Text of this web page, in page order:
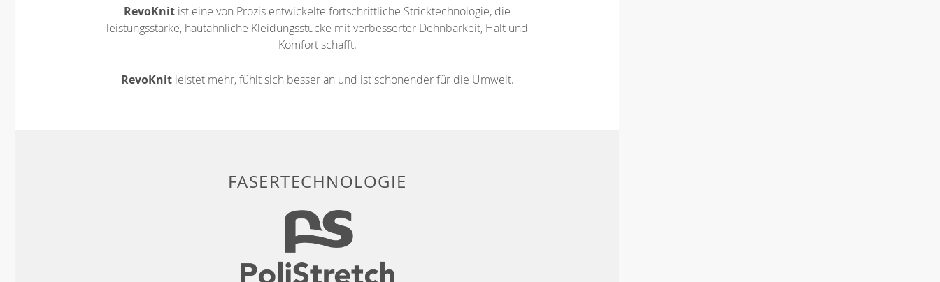
RevoKnit ist eine von Prozis entwickelte fortschrittliche Stricktechnologie, die
leistungsstarke, hautähnliche Kleidungsstücke mit verbesserter Dehnbarkeit, Halt und
Komfort schafft.
RevoKnitleistet mehr, fühlt sich besser an und ist schonender für die Umwelt.
FASERTECHNOLOGIE